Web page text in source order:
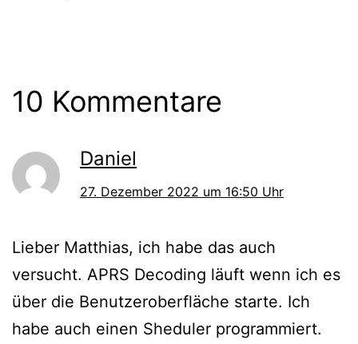
10 Kommentare
Daniel
27. Dezember 2022 um 16:50 Uhr
Lieber Matthias, ich habe das auch
versucht. APRS Decoding läuft wenn ich es
über die Benutzeroberfläche starte. Ich
habe auch einen Sheduler programmiert.